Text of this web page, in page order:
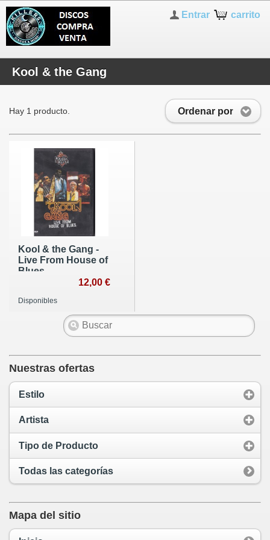
carrito
Entrar
Kool & the Gang
Ordenar por
Hay 1 producto.
Kool & the Gang -
Live From House of
Blues
12,00 €
Disponibles
Nuestras ofertas
Estilo
Artista
Tipo de Producto
Todas las categorías
Mapa del sitio